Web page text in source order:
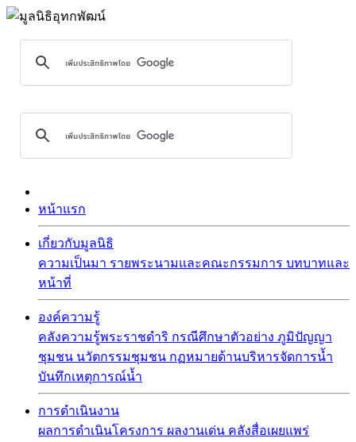
หน้าแรก
เกี่ยวกับมูลนิธิ
ความเป็นมา รายพระนามและคณะกรรมการ บทบาทและ
หน้าที่
องค์ความรู้
คลังความรู้พระราชดำริ กรณีศึกษาตัวอย่าง ภูมิปัญญา
ชุมชน นวัตกรรมชุมชน กฏหมายด้านบริหารจัดการน้ำ
บันทึกเหตุการณ์น้ำ
การดำเนินงาน
ผลการดำเนินโครงการ ผลงานเด่น คลังสื่อเผยแพร่